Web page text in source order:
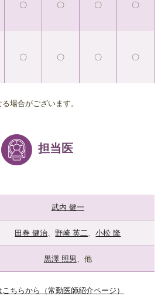
〇 〇 〇 〇
〇 〇 〇 〇
場合がございます。
担当医
武内 健一
田巻 健治、野崎 英二、小松 隆
黒澤 照男 、他
ちらから（常勤医師紹介ページ）